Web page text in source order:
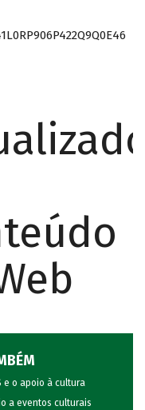
e o apoio à cultura
a eventos culturais